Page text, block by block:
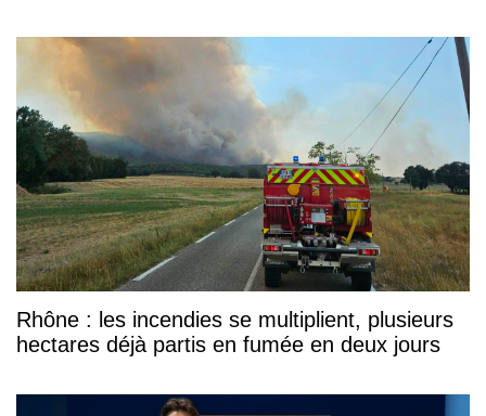
Rhône : les incendies se multiplient, plusieurs
hectares déjà partis en fumée en deux jours